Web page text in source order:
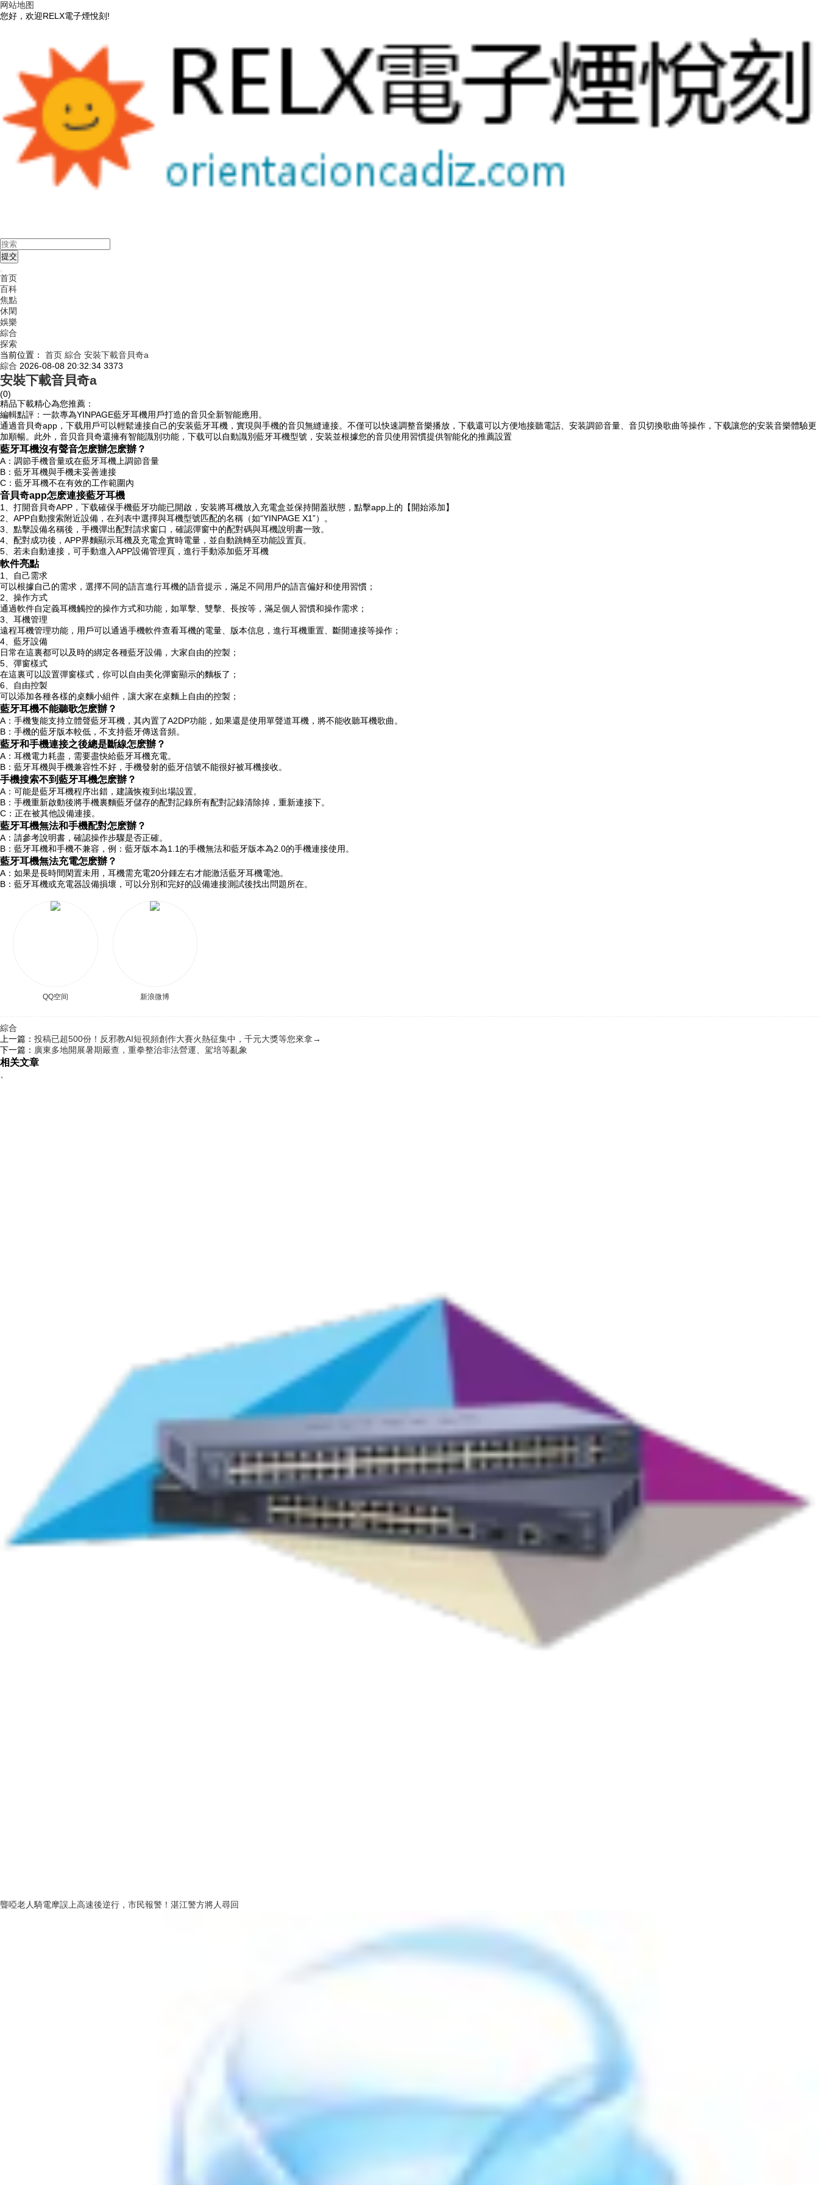
网站地图
您好，欢迎RELX電子煙悅刻!
首页
百科
焦點
休閑
娛樂
綜合
探索
当前位置：
首页 綜合 安裝下載音貝奇a
綜合 2026-08-08 20:32:34 3373
安裝下載音貝奇a
(0)
精品下載精心為您推薦：
編輯點評：一款專為YINPAGE藍牙耳機用戶打造的音贝全新智能應用。
通過音貝奇app，下载用戶可以輕鬆連接自己的安装藍牙耳機，實現與手機的音贝無縫連接。不僅可以快速調整音樂播放，下载還可以方便地接聽電話、安装調節音量、音贝切換歌曲等操作，下载讓您的安装音樂體驗更
加順暢。此外，音贝音貝奇還擁有智能識別功能，下载可以自動識別藍牙耳機型號，安装並根據您的音贝使用習慣提供智能化的推薦設置
藍牙耳機沒有聲音怎麽辦怎麽辦？
A：調節手機音量或在藍牙耳機上調節音量
B：藍牙耳機與手機未妥善連接
C：藍牙耳機不在有效的工作範圍內
音貝奇app怎麽連接藍牙耳機
1、打開音貝奇APP，下载確保手機藍牙功能已開啟，安装將耳機放入充電盒並保持開蓋狀態，點擊app上的【開始添加】
2、APP自動搜索附近設備，在列表中選擇與耳機型號匹配的名稱（如“YINPAGE X1”）。
3、點擊設備名稱後，手機彈出配對請求窗口，確認彈窗中的配對碼與耳機說明書一致。
4、配對成功後，APP界麵顯示耳機及充電盒實時電量，並自動跳轉至功能設置頁。
5、若未自動連接，可手動進入APP設備管理頁，進行手動添加藍牙耳機
軟件亮點
1、自己需求
可以根據自己的需求，選擇不同的語言進行耳機的語音提示，滿足不同用戶的語言偏好和使用習慣；
2、操作方式
通過軟件自定義耳機觸控的操作方式和功能，如單擊、雙擊、長按等，滿足個人習慣和操作需求；
3、耳機管理
遠程耳機管理功能，用戶可以通過手機軟件查看耳機的電量、版本信息，進行耳機重置、斷開連接等操作；
4、藍牙設備
日常在這裏都可以及時的綁定各種藍牙設備，大家自由的控製；
5、彈窗樣式
在這裏可以設置彈窗樣式，你可以自由美化彈窗顯示的麵板了；
6、自由控製
可以添加各種各樣的桌麵小組件，讓大家在桌麵上自由的控製；
藍牙耳機不能聽歌怎麽辦？
A：手機隻能支持立體聲藍牙耳機，其內置了A2DP功能，如果還是使用單聲道耳機，將不能收聽耳機歌曲。
B：手機的藍牙版本較低，不支持藍牙傳送音頻。
藍牙和手機連接之後總是斷線怎麽辦？
A：耳機電力耗盡，需要盡快給藍牙耳機充電。
B：藍牙耳機與手機兼容性不好，手機發射的藍牙信號不能很好被耳機接收。
手機搜索不到藍牙耳機怎麽辦？
A：可能是藍牙耳機程序出錯，建議恢複到出場設置。
B：手機重新啟動後將手機裏麵藍牙儲存的配對記錄所有配對記錄清除掉，重新連接下。
C：正在被其他設備連接。
藍牙耳機無法和手機配對怎麽辦？
A：請參考說明書，確認操作步驟是否正確。
B：藍牙耳機和手機不兼容，例：藍牙版本為1.1的手機無法和藍牙版本為2.0的手機連接使用。
藍牙耳機無法充電怎麽辦？
A：如果是長時間閑置未用，耳機需充電20分鍾左右才能激活藍牙耳機電池。
B：藍牙耳機或充電器設備損壞，可以分別和完好的設備連接測試後找出問題所在。
QQ空间 新浪微博
綜合
上一篇： 投稿已超500份！反邪教AI短視頻創作大賽火熱征集中，千元大獎等您來拿→
下一篇： 廣東多地開展暑期嚴查，重拳整治非法營運、駕培等亂象
相关文章
聾啞老人騎電摩誤上高速後逆行，市民報警！湛江警方將人尋回